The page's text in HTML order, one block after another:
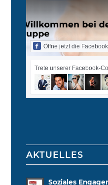
Öffne jetzt die
Trete unserer Facebook-
AKTUELLES
Soziales